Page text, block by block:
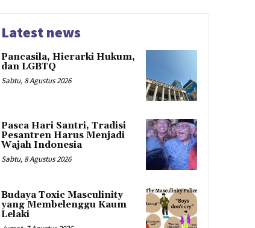
Latest news
Pancasila, Hierarki Hukum,
dan LGBTQ
Sabtu, 8 Agustus 2026
Pasca Hari Santri, Tradisi
Pesantren Harus Menjadi
Wajah Indonesia
Sabtu, 8 Agustus 2026
Budaya Toxic Masculinity
yang Membelenggu Kaum
Lelaki